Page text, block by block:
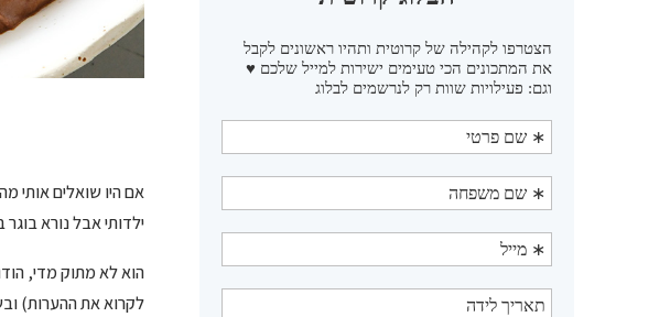
אם היו שואלים אותי
ילדותי אבל נורא בוגר
הוא לא מתוק מדי,
לקרוא את ההערות)